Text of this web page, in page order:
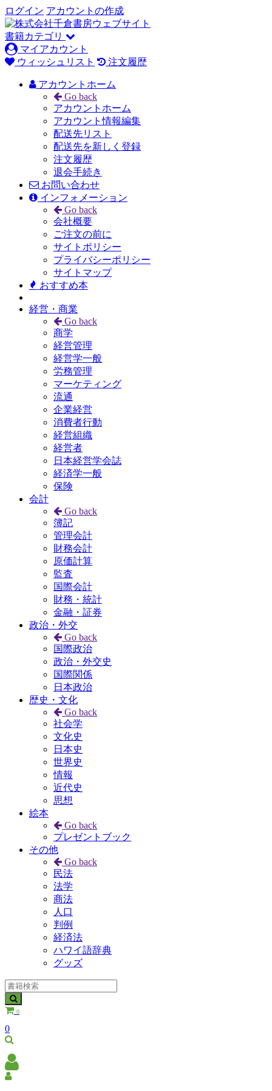
ログイン アカウントの作成
書籍カテゴリ
マイアカウント
ウィッシュリスト
注文履歴
アカウントホーム
Go back
アカウントホーム
アカウント情報編集
配送先リスト
配送先を新しく登録
注文履歴
退会手続き
お問い合わせ
インフォメーション
Go back
会社概要
ご注文の前に
サイトポリシー
プライバシーポリシー
サイトマップ
おすすめ本
経営・商業
Go back
商学
経営管理
経営学一般
労務管理
マーケティング
流通
企業経営
消費者行動
経営組織
経営者
日本経営学会誌
経済学一般
保険
会計
Go back
簿記
管理会計
財務会計
原価計算
監査
国際会計
財務・統計
金融・証券
政治・外交
Go back
国際政治
政治・外交史
国際関係
日本政治
歴史・文化
Go back
社会学
文化史
日本史
世界史
情報
近代史
思想
絵本
Go back
プレゼントブック
その他
Go back
民法
法学
商法
人口
判例
経済法
ハワイ語辞典
グッズ
0
0